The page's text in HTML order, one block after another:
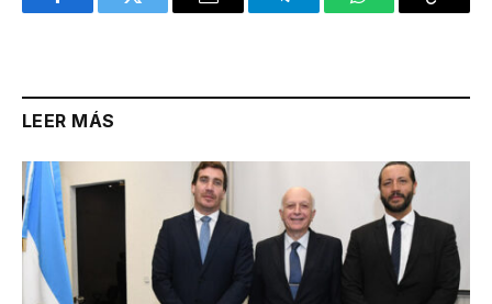
FacebookTwitter Email TelegramWhatsAppCopy
LEER MÁS